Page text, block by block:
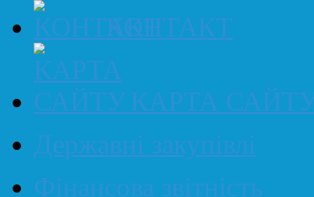
КОНТАКТ
КАРТА
Державні закупівлі
Фінансова звітність